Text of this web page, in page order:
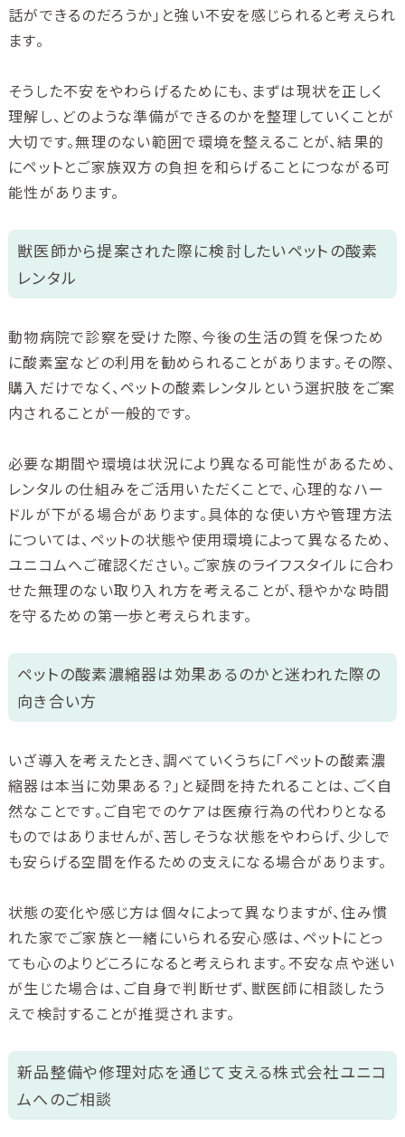
話ができるのだろうか」と強い不安を感じられると考えられ
ます。
そうした不安をやわらげるためにも、まずは現状を正しく
理解し、どのような準備ができるのかを整理していくことが
大切です。無理のない範囲で環境を整えることが、結果的
にペットとご家族双方の負担を和らげることにつながる可
能性があります。
獣医師から提案された際に検討したいペットの酸素
レンタル
動物病院で診察を受けた際、今後の生活の質を保つため
に酸素室などの利用を勧められることがあります。その際、
購入だけでなく、ペットの酸素レンタルという選択肢をご案
内されることが一般的です。
必要な期間や環境は状況により異なる可能性があるため、
レンタルの仕組みをご活用いただくことで、心理的なハー
ドルが下がる場合があります。具体的な使い方や管理方法
については、ペットの状態や使用環境によって異なるため、
ユニコムへご確認ください。ご家族のライフスタイルに合わ
せた無理のない取り入れ方を考えることが、穏やかな時間
を守るための第一歩と考えられます。
ペットの酸素濃縮器は効果あるのかと迷われた際の
向き合い方
いざ導入を考えたとき、調べていくうちに「ペットの酸素濃
縮器は本当に効果ある？」と疑問を持たれることは、ごく自
然なことです。ご自宅でのケアは医療行為の代わりとなる
ものではありませんが、苦しそうな状態をやわらげ、少しで
も安らげる空間を作るための支えになる場合があります。
状態の変化や感じ方は個々によって異なりますが、住み慣
れた家でご家族と一緒にいられる安心感は、ペットにとっ
ても心のよりどころになると考えられます。不安な点や迷い
が生じた場合は、ご自身で判断せず、獣医師に相談したう
えで検討することが推奨されます。
新品整備や修理対応を通じて支える株式会社ユニコ
ムへのご相談